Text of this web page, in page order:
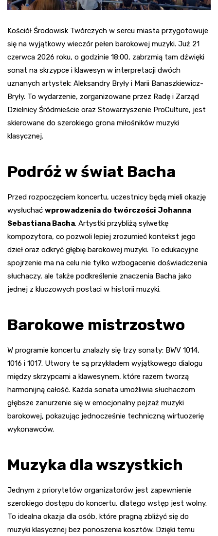
Kościół Środowisk Twórczych w sercu miasta przygotowuje
się na wyjątkowy wieczór pełen barokowej muzyki. Już 21
czerwca 2026 roku, o godzinie 18:00, zabrzmią tam dźwięki
sonat na skrzypce i klawesyn w interpretacji dwóch
uznanych artystek: Aleksandry Bryły i Marii Banaszkiewicz-
Bryły. To wydarzenie, zorganizowane przez Radę i Zarząd
Dzielnicy Śródmieście oraz Stowarzyszenie ProCulture, jest
skierowane do szerokiego grona miłośników muzyki
klasycznej.
Podróż w świat Bacha
Przed rozpoczęciem koncertu, uczestnicy będą mieli okazję
wysłuchać wprowadzenia do twórczości Johanna
Sebastiana Bacha. Artystki przybliżą sylwetkę
kompozytora, co pozwoli lepiej zrozumieć kontekst jego
dzieł oraz odkryć głębię barokowej muzyki. To edukacyjne
spojrzenie ma na celu nie tylko wzbogacenie doświadczenia
słuchaczy, ale także podkreślenie znaczenia Bacha jako
jednej z kluczowych postaci w historii muzyki.
Barokowe mistrzostwo
W programie koncertu znalazły się trzy sonaty: BWV 1014,
1016 i 1017. Utwory te są przykładem wyjątkowego dialogu
między skrzypcami a klawesynem, które razem tworzą
harmonijną całość. Każda sonata umożliwia słuchaczom
głębsze zanurzenie się w emocjonalny pejzaż muzyki
barokowej, pokazując jednocześnie techniczną wirtuozerię
wykonawców.
Muzyka dla wszystkich
Jednym z priorytetów organizatorów jest zapewnienie
szerokiego dostępu do koncertu, dlatego wstęp jest wolny.
To idealna okazja dla osób, które pragną zbliżyć się do
muzyki klasycznej bez ponoszenia kosztów. Dzięki temu